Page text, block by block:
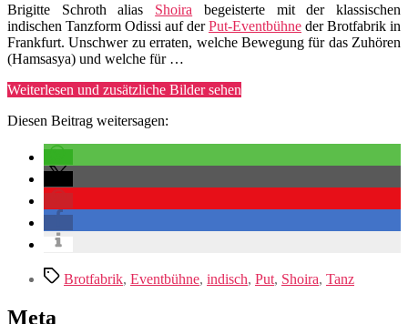
Brigitte Schroth alias Shoira begeisterte mit der klassischen
indischen Tanzform Odissi auf derPut-Eventbühne der Brotfabrik in
Frankfurt. Unschwer zu erraten, welche Bewegung für das Zuhören
(Hamsasya) und welche für …
Weiterlesen und zusätzliche Bilder sehen
Diesen Beitrag weitersagen:
Schlagwörter
Brotfabrik, Eventbühne, indisch, Put, Shoira, Tanz
Meta